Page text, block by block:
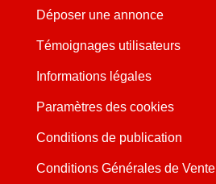
Déposer une annonce
Témoignages utilisateurs
Informations légales
Paramètres des cookies
Conditions de publication
Conditions Générales de Vente